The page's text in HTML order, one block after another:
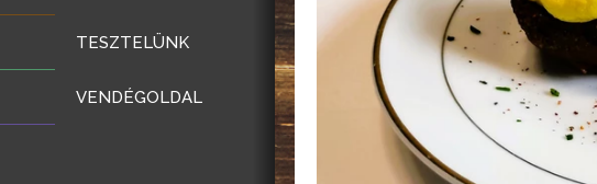
TESZTELÜNK
VENDÉGOLDAL